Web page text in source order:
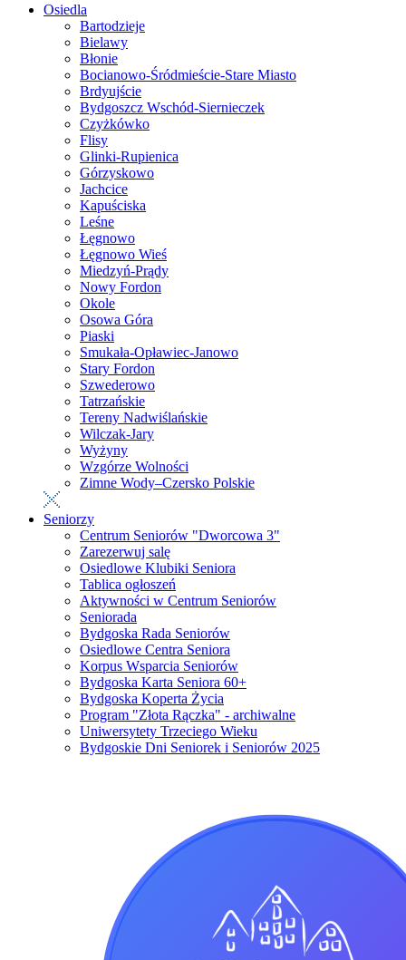
Osiedla
Bartodzieje
Bielawy
Błonie
Bocianowo-Śródmieście-Stare Miasto
Brdyujście
Bydgoszcz Wschód-Siernieczek
Czyżkówko
Flisy
Glinki-Rupienica
Górzyskowo
Jachcice
Kapuściska
Leśne
Łęgnowo
Łęgnowo Wieś
Miedzyń-Prądy
Nowy Fordon
Okole
Osowa Góra
Piaski
Smukała-Opławiec-Janowo
Stary Fordon
Szwederowo
Tatrzańskie
Tereny Nadwiślańskie
Wilczak-Jary
Wyżyny
Wzgórze Wolności
Zimne Wody–Czersko Polskie
Seniorzy
Centrum Seniorów "Dworcowa 3"
Zarezerwuj salę
Osiedlowe Klubiki Seniora
Tablica ogłoszeń
Aktywności w Centrum Seniorów
Seniorada
Bydgoska Rada Seniorów
Osiedlowe Centra Seniora
Korpus Wsparcia Seniorów
Bydgoska Karta Seniora 60+
Bydgoska Koperta Życia
Program "Złota Rączka" - archiwalne
Uniwersytety Trzeciego Wieku
Bydgoskie Dni Seniorek i Seniorów 2025